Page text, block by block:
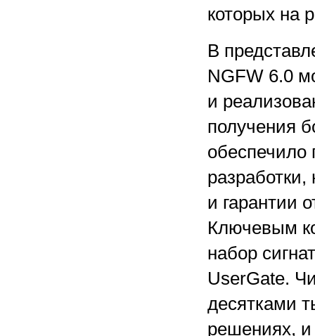
которых на
В
NGFW 6.0
и
получения
обеспечило
и гарантии
Ключевым
набор
UserGate.
десятками
решениях, и